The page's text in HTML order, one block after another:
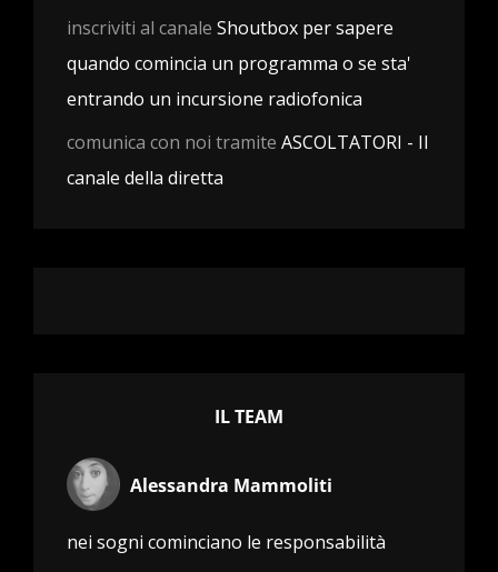
inscriviti al canale Shoutbox per sapere
quando comincia un programma o se sta'
entrando un incursione radiofonica
comunica con noi tramite ASCOLTATORI - Il
canale della diretta
IL TEAM
Alessandra Mammoliti
nei sogni cominciano le responsabilità